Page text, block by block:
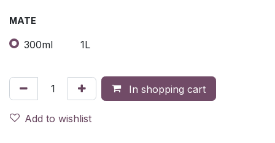
MATE
300ml 1L
In shopping cart
Add to wishlist